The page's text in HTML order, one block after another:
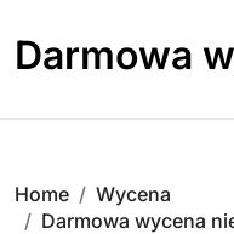
content
Darmowa
Home
Wycena
Darmowa wycena